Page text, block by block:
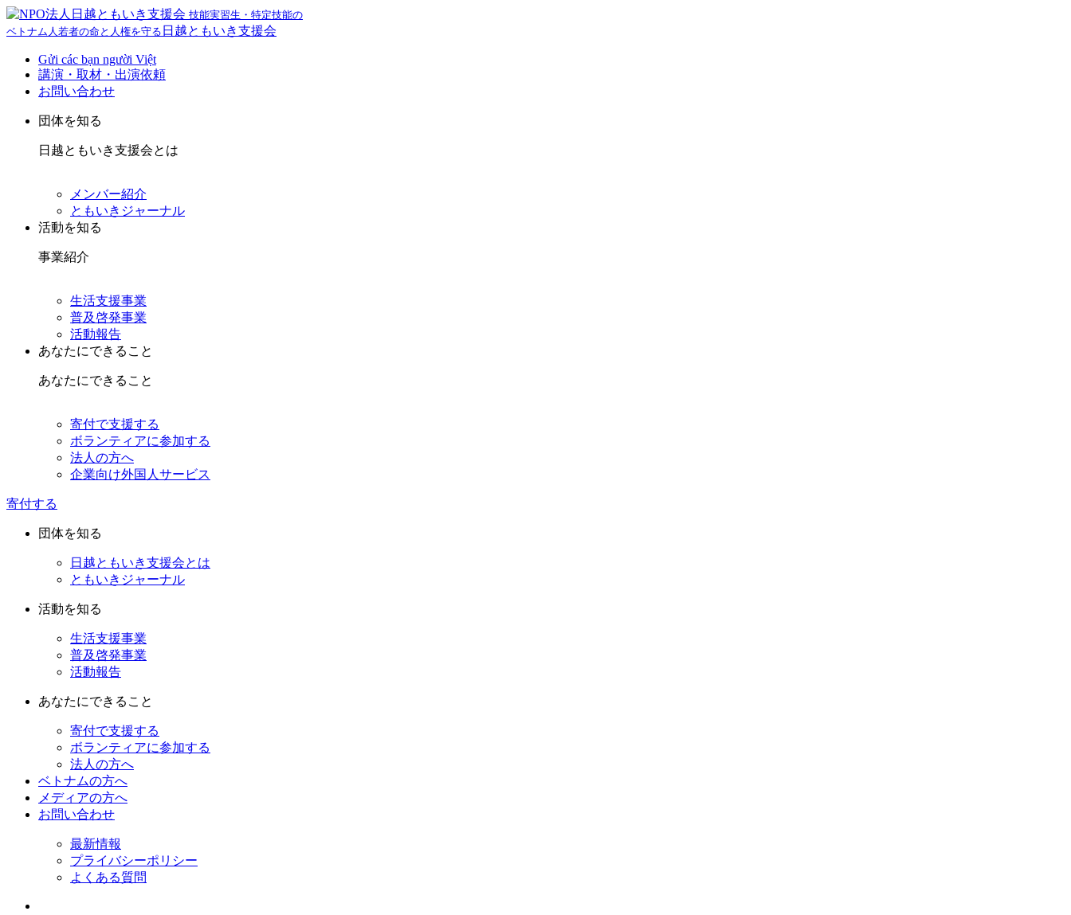
技能実習生・特定技能の
ベトナム人若者の命と人権を守る 日越ともいき支援会
Gửi các bạn người Việt
講演・取材・出演依頼
お問い合わせ
団体を知る
日越ともいき支援会とは
メンバー紹介
ともいきジャーナル
活動を知る
事業紹介
生活支援事業
普及啓発事業
活動報告
あなたにできること
あなたにできること
寄付で支援する
ボランティアに参加する
法人の方へ
企業向け外国人サービス
寄付する
団体を知る
日越ともいき支援会とは
ともいきジャーナル
活動を知る
生活支援事業
普及啓発事業
活動報告
あなたにできること
寄付で支援する
ボランティアに参加する
法人の方へ
ベトナムの方へ
メディアの方へ
お問い合わせ
最新情報
プライバシーポリシー
よくある質問